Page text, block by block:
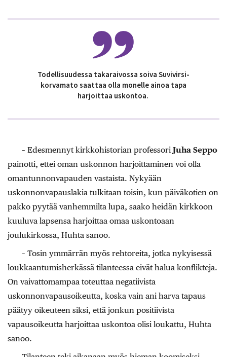
Todellisuudessa takaraivossa soiva Suvivirsi-
korvamato saattaa olla monelle ainoa tapa
harjoittaa uskontoa.
– Edesmennyt kirkkohistorian professori Juha Seppo
painotti, ettei oman uskonnon harjoittaminen voi olla
omantunnonvapauden vastaista. Nykyään
uskonnonvapauslakia tulkitaan toisin, kun päiväkotien on
pakko pyytää vanhemmilta lupa, saako heidän kirkkoon
kuuluva lapsensa harjoittaa omaa uskontoaan
joulukirkossa, Huhta sanoo.
– Tosin ymmärrän myös rehtoreita, jotka nykyisessä
loukkaantumisherkässä tilanteessa eivät halua konflikteja.
On vaivattomampaa toteuttaa negatiivista
uskonnonvapausoikeutta, koska vain ani harva tapaus
päätyy oikeuteen siksi, että jonkun positiivista
vapausoikeutta harjoittaa uskontoa olisi loukattu, Huhta
sanoo.